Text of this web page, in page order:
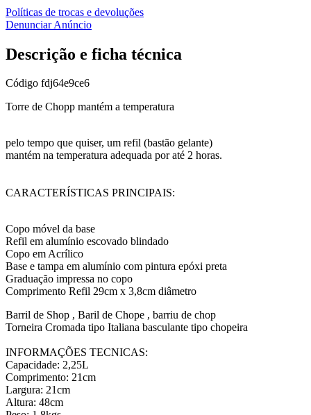
Políticas de trocas e devoluções
Denunciar Anúncio
Descrição e ficha técnica
Código fdj64e9ce6
Torre de Chopp mantém a temperatura
pelo tempo que quiser, um refil (bastão gelante)
mantém na temperatura adequada por até 2 horas.
CARACTERÍSTICAS PRINCIPAIS:
Copo móvel da base
Refil em alumínio escovado blindado
Copo em Acrílico
Base e tampa em alumínio com pintura epóxi preta
Graduação impressa no copo
Comprimento Refil 29cm x 3,8cm diâmetro
Barril de Shop , Baril de Chope , barriu de chop
Torneira Cromada tipo Italiana basculante tipo chopeira
INFORMAÇÕES TECNICAS:
Capacidade: 2,25L
Comprimento: 21cm
Largura: 21cm
Altura: 48cm